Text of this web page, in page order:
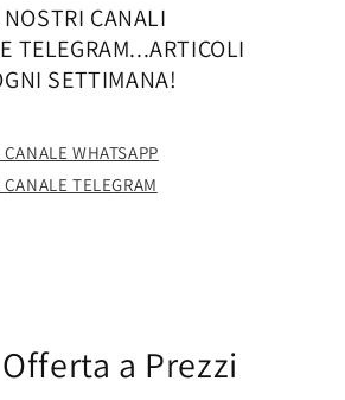
CANALI
TELEGRAM...ARTICOLI
SETTIMANA!
WHATSAPP
TELEGRAM
a Prezzi